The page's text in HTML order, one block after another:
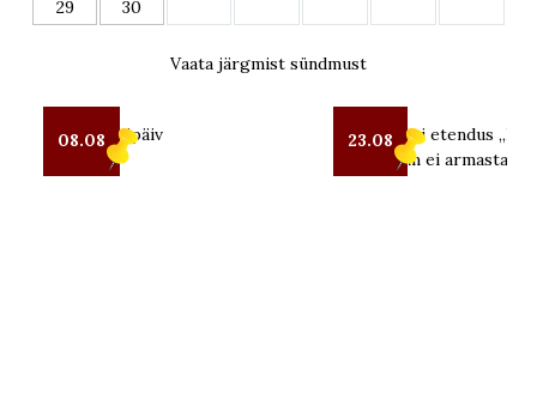
29
30
Vaata järgmist sündmust
08.08
Seto Kostipäiv 23.08
OUT teatri etendus „Kui
mind enam ei armasta“